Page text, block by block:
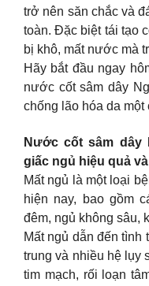
trở nên săn chắc và
toàn. Đặc biệt tái tạo
bị khô, mất nước mà
Hãy bắt đầu ngay
nước cốt sâm dây
chống lão hóa da một
Nước cốt sâm dây
giấc ngủ hiệu quả
Mất ngủ là một loại
hiện nay, bao gồm
đêm, ngủ không sâu,
Mất ngủ dẫn đến
trung và nhiều hệ lụy
tim mạch, rối loạn